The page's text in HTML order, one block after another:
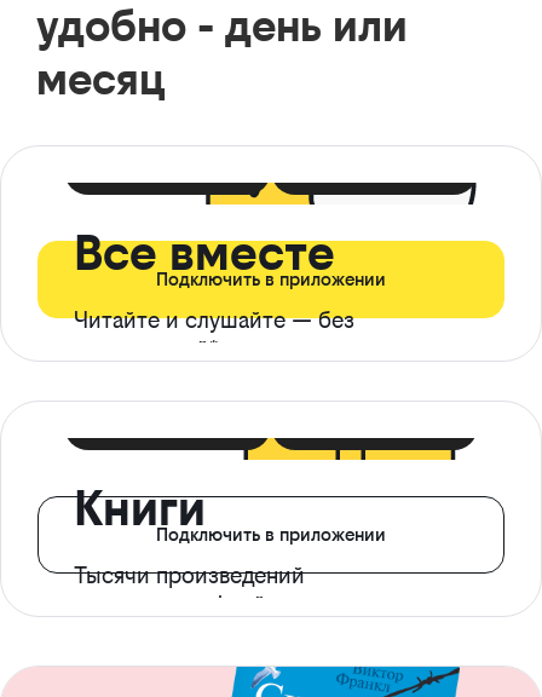
удобно - день или
месяц
Все вместе
Читайте и слушайте — без
ограничений*
Подключить в приложении
Книги
Тысячи произведений
с доступом офлайн
Подключить в приложении